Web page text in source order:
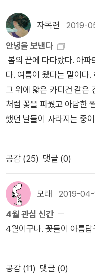
면 행운의 숫자인 일곱이
의미, 이것이 바다라는 무
의 모래무지 방생하고 비
뿐이다. 아닌가? 민물고
양양, 날마다, 밤마다 양
축포가 쏘아져 올라가니
률 7할과 3할의 경계, 그
한 것인지도 모르겠다. 어
마가 등장한다. “(전략)
낳는다지. // 너는 해마가
물에 사는 고기들이 / 다
는데 // 죽은 해마와 / 나는
각했다.” 문제는 대한민국
해마가 살지 않는다는 거.
해마라는 특이한 생물을
슨 이야기를 하기 위하여
포란하고 있다가 새끼를
듯이 (「회전문」, 전문)​ 알고 싶은 마음이 있다. 그 마음에 더 가까
이 다가가고 싶지만 용기
담아둔 말처럼 용기가 고
면서 괜히 짜증이 났다. 한
이었다. 누구의 잘못과 미
수도 있는 그런 일이었다.
안해하는 마음에 화가 났
은 아니었을까. 별거 아
있다고 생각했던 마음들
여기는 기준은 누가 만드
되는 그런 기준들이 싫다.
는 이유로 말이다. 가장 합
있다. 발생하는 비용이 최
의 문제라고 여겨야 할까.
복잡함으로 빠져든다. 아
부러졌다. 그래서 그쪽 화
검색하니 손잡이를 구매
자목련 2019-
안녕을 보낸다
봄의 끝에 다다랐다. 아파
다. 여름이 왔다는 말이다
그 위에 얇은 카디건 같은
처럼 꽃을 피웠고 아담한
했던 날들이 사라지는 중
하게 알고 있지만 그것을
다. 우리가 갖고 있는 대부
까 싶다. 막연한 불안과
말이다. 누군가의 발병, 누
은 소식을 매일 접하는 세
루를 맞이하면서 오늘을
에게는 그런 마음이 아예
을 곁에 두고 살면서 바
선을 두고 오래 바라보느
공감 (25) 댓글 (0)
모래 2019-04-
4월 관심 신간
4월이구나. 꽃들이 아름
공감 (11) 댓글 (0)